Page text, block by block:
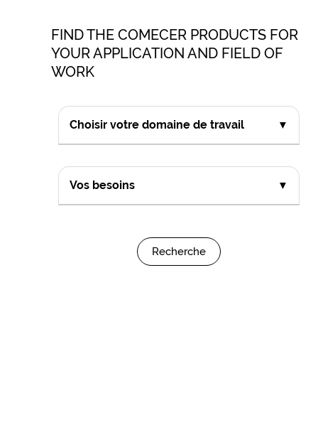
FIND THE COMECER PRODUCTS FOR
YOUR APPLICATION AND FIELD OF
WORK
Choisir votre domaine de travail ▼
Vos besoins ▼